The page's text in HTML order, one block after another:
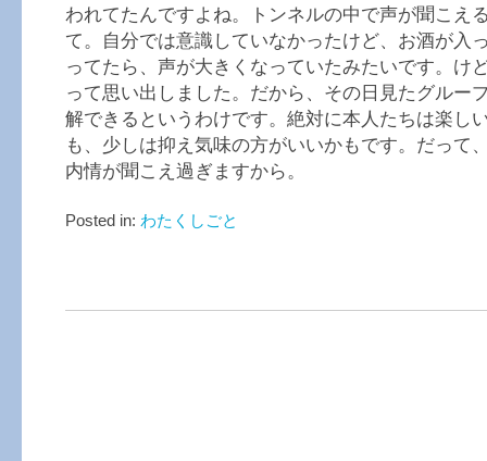
われてたんですよね。トンネルの中で声が聞こえ
て。自分では意識していなかったけど、お酒が入
ってたら、声が大きくなっていたみたいです。け
って思い出しました。だから、その日見たグルー
解できるというわけです。絶対に本人たちは楽し
も、少しは抑え気味の方がいいかもです。だって
内情が聞こえ過ぎますから。
Posted in: わたくしごと